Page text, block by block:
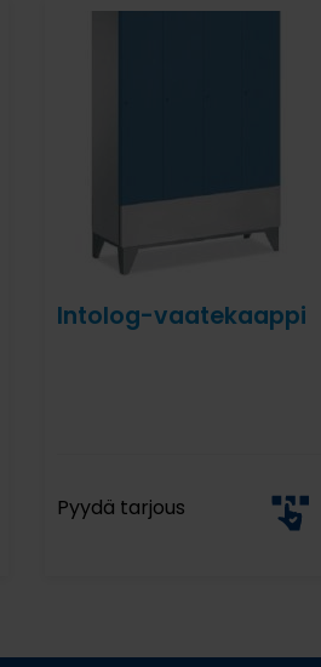
Intolog-vaatekaappi
Pyydä tarjous